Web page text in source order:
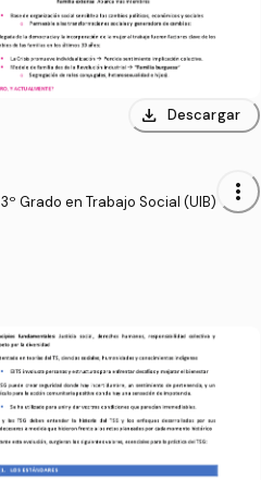
download Descargar
3º Grado en Trabajo Social (UIB) more_vert